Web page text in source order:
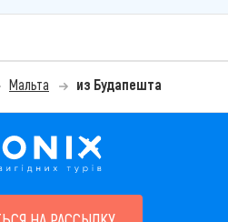
Мальта из Будапешта